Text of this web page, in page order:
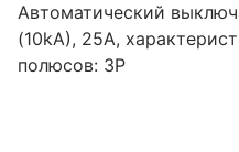
Автоматический
(10kA), 25A,
полюсов: 3P